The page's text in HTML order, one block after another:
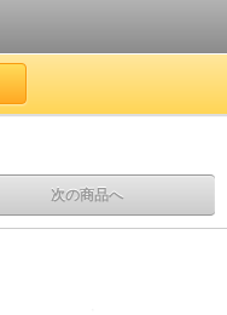
次の商品へ